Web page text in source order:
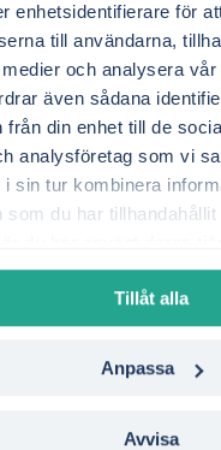
enhetsidentifierare för
till användarna,
och analysera
även sådana
från din enhet till de
analysföretag som vi
i sin tur kombinera
som du har
Tillåt alla
Anpassa
Avvisa
i elområde SE3
i hela regionen. Det
av elproduktion
och vind i
på
Genom att följa